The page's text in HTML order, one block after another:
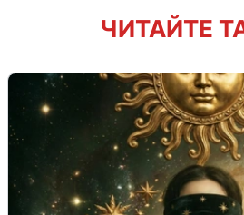
ЧИТАЙТЕ